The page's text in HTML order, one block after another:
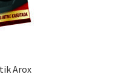
Arox